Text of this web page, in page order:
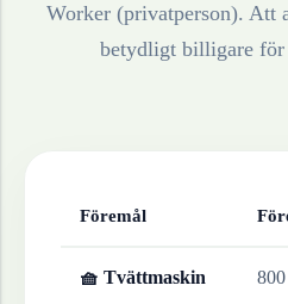
Worker (privatperson). Att
betydligt billigare för
Föremål
🧺 Tvättmaskin